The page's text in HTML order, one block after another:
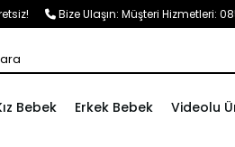
Bize Ulaşın: Müşteri Hizmetleri:
Bebek Erkek Bebek Videolu